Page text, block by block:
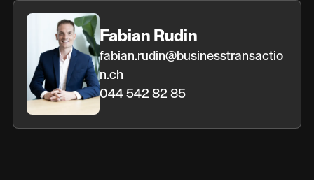
Fabian Rudin
fabian.rudin@businesstransactio
n.ch
044 542 82 85